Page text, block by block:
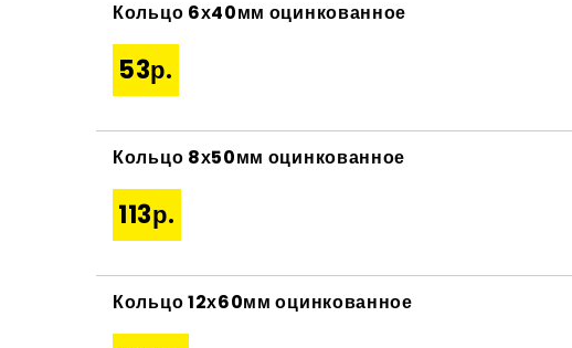
Кольцо 6х40мм оцинкованное
53р.
Кольцо 8х50мм оцинкованное
113р.
Кольцо 12х60мм оцинкованное